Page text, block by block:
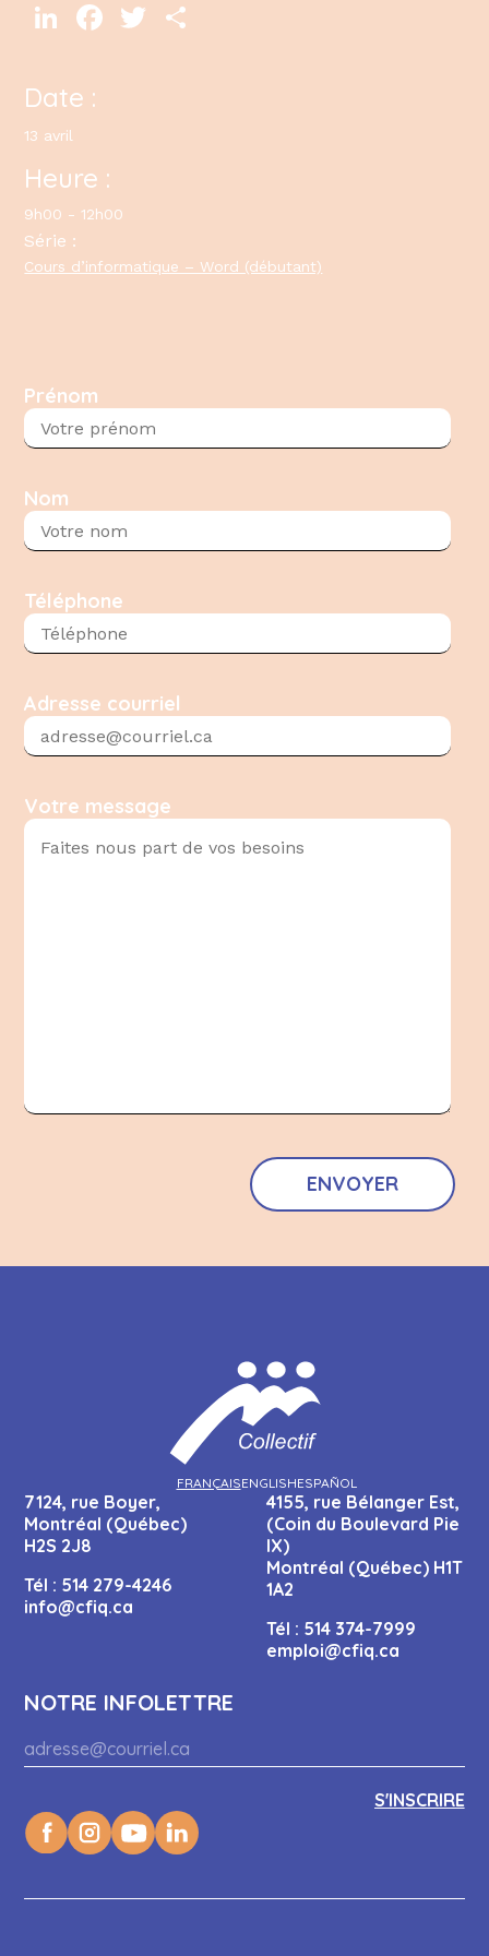
LinkedInFacebookTwitter
Date :
13 avril
Heure :
9h00 - 12h00
Série :
Cours d’informatique – Word (débutant)
Prénom
Nom
Téléphone
Adresse courriel
Votre message
FRANÇAISENGLISHESPAÑOL
7124, rue Boyer,
Montréal (Québec)
H2S 2J8
Tél : 514 279-4246
info@cfiq.ca
4155, rue Bélanger Est,
(Coin du Boulevard Pie
IX)
Montréal (Québec) H1T
1A2
Tél : 514 374-7999
emploi@cfiq.ca
NOTRE INFOLETTRE